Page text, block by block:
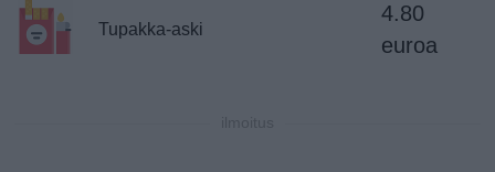
Tupakka-aski
4.80
euroa